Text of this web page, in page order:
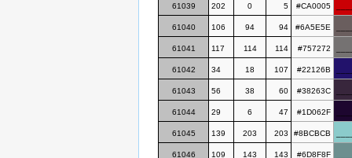
61039 202 0 5 #CA0005
61040 106 94 94 #6A5E5E
61041 117 114 114 #757272
61042 34 18 107 #22126B
61043 56 38 60 #38263C
61044 29 6 47 #1D062F
61045 139 203 203 #8BCBCB
61046 109 143 143 #6D8F8F